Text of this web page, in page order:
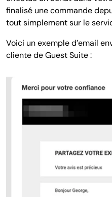
finalisé une commande
tout simplement sur le
Voici un exemple d’email
cliente de Guest Suite :